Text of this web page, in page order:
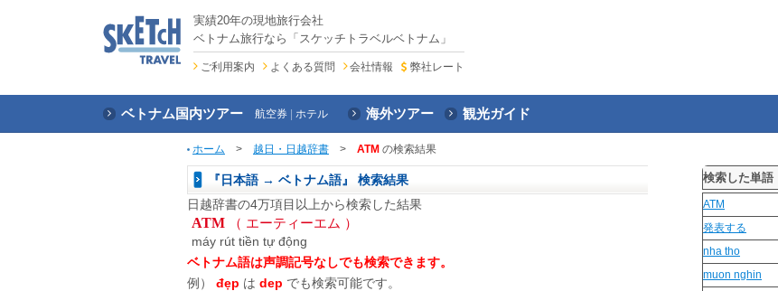
実績20年の現地旅行会社
ベトナム旅行なら「スケッチトラベルベトナム」
ご利用案内 よくある質問 会社情報 弊社レート
ベトナム国内ツアー 航空券 ホテル 海外ツアー 観光ガイド
ホーム > 越日・日越辞書 > ATM の検索結果
『日本語 → ベトナム語』 検索結果
日越辞書の4万項目以上から検索した結果
ATM
（ エーティーエム ）
máy rút tiền tự động
ベトナム語は声調記号なしでも検索できます。
例）
đẹp は dep でも検索可能です。
検索した単語
ATM
発表する
nha tho
muon nghin